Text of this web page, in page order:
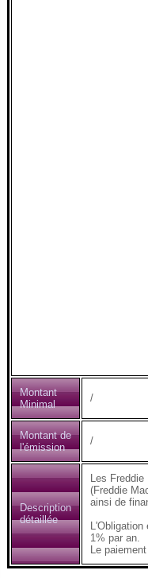
Montant
Minimal
/
Montant de
l'émission
/
Description
détaillée
Les
(Freddie
ainsi de
1% par an.
Le